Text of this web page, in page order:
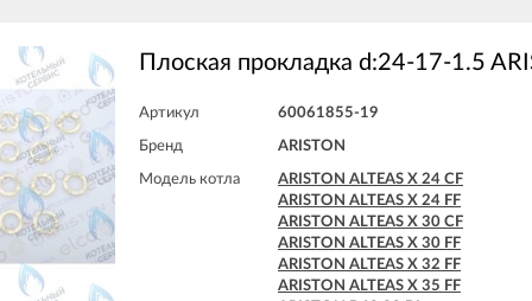
Плоская прокладка d:24-17-1.5
Артикул 60061855-19
Бренд ARISTON
Модель котла
ARISTON ALTEAS X 24 CF
ARISTON ALTEAS X 24 FF
ARISTON ALTEAS X 30 CF
ARISTON ALTEAS X 30 FF
ARISTON ALTEAS X 32 FF
ARISTON ALTEAS X 35 FF